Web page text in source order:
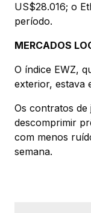
US$28.016; o
período.
MERCADOS
O índice EWZ,
exterior, estava
Os contratos
descomprimir
com menos
semana.